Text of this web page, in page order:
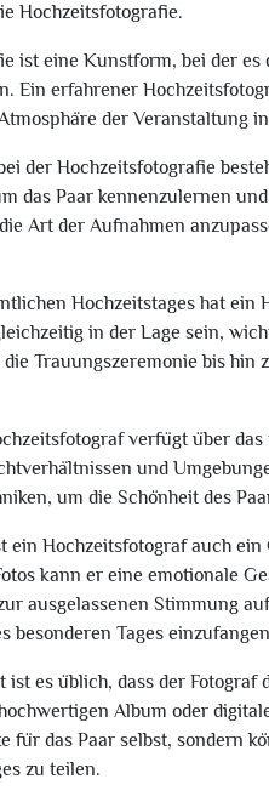
Hochzeitsfotografie.
ist eine Kunstform, bei der es
Ein erfahrener
der Veranstaltung
der Hochzeitsfotografie
das Paar kennenzulernen
Art der Aufnahmen
Hochzeitstages hat
in der Lage sein,
Trauungszeremonie bis
verfügt über
und
um die Schönheit des
ein Hochzeitsfotograf auch
kann er eine emotionale
ausgelassenen Stimmung
besonderen Tages
ist es üblich, dass der
Album oder
für das Paar selbst, sondern
zu teilen.